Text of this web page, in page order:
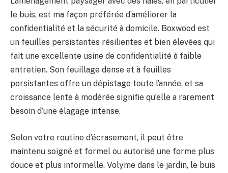
le buis, est ma façon préférée d’améliorer la
confidentialité et la sécurité à domicile. Boxwood est
un feuilles persistantes résilientes et bien élevées qui
fait une excellente usine de confidentialité à faible
entretien. Son feuillage dense et à feuilles
persistantes offre un dépistage toute l’année, et sa
croissance lente à modérée signifie qu’elle a rarement
besoin d’une élagage intense.
Selon votre routine d’écrasement, il peut être
maintenu soigné et formel ou autorisé une forme plus
douce et plus informelle. Volyme dans le jardin, le buis